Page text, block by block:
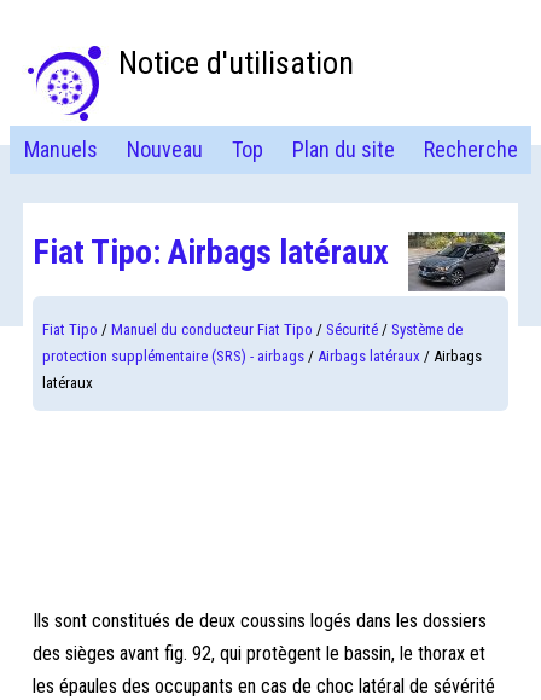
Notice d'utilisation
Manuels Nouveau Top Plan du site Recherche
Fiat Tipo: Airbags latéraux
Fiat Tipo /Manuel du conducteur Fiat Tipo / Sécurité / Système de
protection supplémentaire (SRS) - airbags /Airbags latéraux / Airbags
latéraux
Ils sont constitués de deux coussins logés dans les dossiers
des sièges avant fig. 92, qui protègent le bassin, le thorax et
les épaules des occupants en cas de choc latéral de sévérité